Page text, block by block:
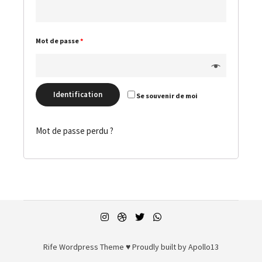
Mot de passe*
Se souvenir de moi
Identification
Mot de passe perdu ?
Rife Wordpress Theme ♥ Proudly built byApollo13